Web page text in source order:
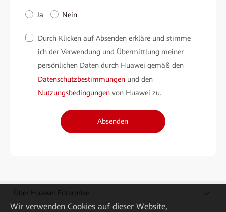
Ja Nein
Durch Klicken auf Absenden erkläre und stimme
ich der Verwendung und Übermittlung meiner
persönlichen Daten durch Huawei gemäß den
Datenschutzbestimmungen und den
Nutzungsbedingungen von Huawei zu.
Absenden
Über Huawei Enterprise
Wir verwenden Cookies auf dieser Website,